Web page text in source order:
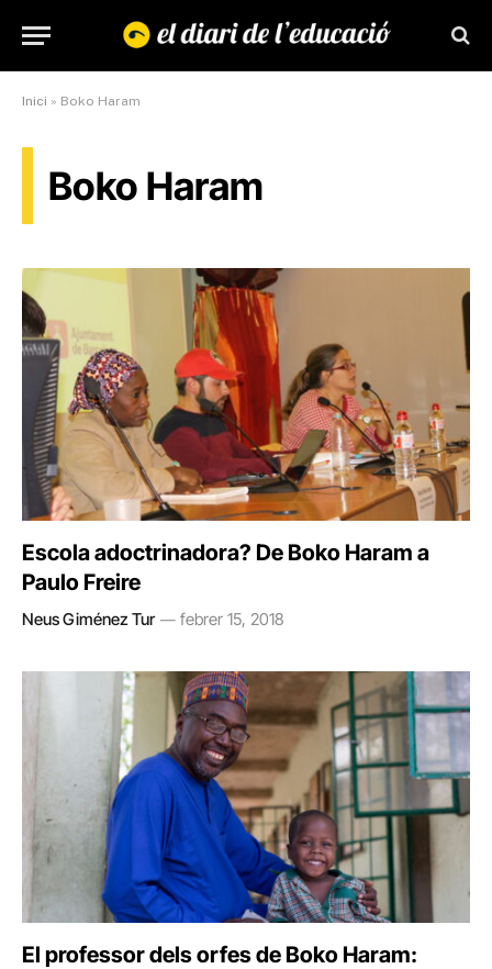
Inici » Boko Haram
Boko Haram
Escola adoctrinadora? De Boko Haram a
Paulo Freire
Neus Giménez Tur febrer 15, 2018
El professor dels orfes de Boko Haram: